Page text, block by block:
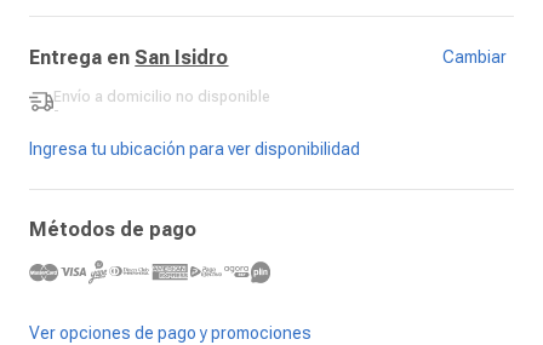
Entrega en San Isidro Cambiar
Envío a domicilio no disponible
-
Ingresa tu ubicación para ver disponibilidad
Métodos de pago
Ver opciones de pago y promociones